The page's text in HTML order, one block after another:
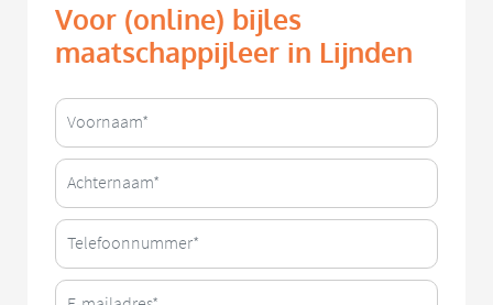
Voor (online) bijles
maatschappijleer in Lijnden